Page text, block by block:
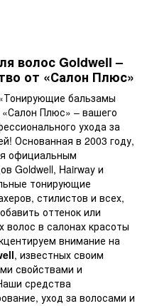
волос Goldwell –
от «Салон Плюс»
бальзамы
Плюс» – вашего
ухода за
Основанная в 2003 году,
официальным
Goldwell, Hairway и
тонирующие
стилистов и всех,
оттенок или
в салонах красоты
внимание на
, известных своим
свойствами и
средства
уход за волосами и